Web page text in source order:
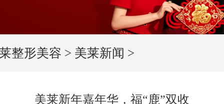
整形美容 > 美莱新闻 >
美莱新年嘉年华，福“鹿”双收